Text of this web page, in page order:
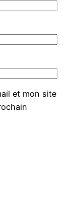
et mon site